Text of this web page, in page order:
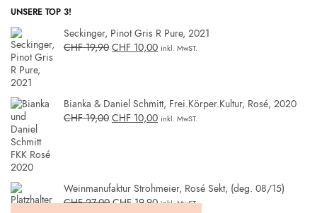
UNSERE TOP 3!
Seckinger, Pinot Gris R Pure, 2021
CHF19,90 CHF 10,00 inkl. MwST.
Bianka & Daniel Schmitt, Frei.Körper.Kultur, Rosé, 2020
CHF19,00 CHF 10,00 inkl. MwST.
Weinmanufaktur Strohmeier, Rosé Sekt, (deg. 08/15)
CHF27,00 CHF19,90 inkl. MwST.